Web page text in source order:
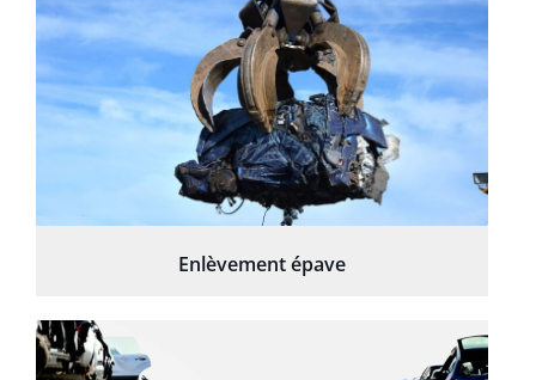
Enlèvement épave